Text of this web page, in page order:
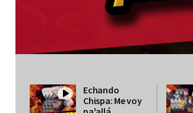
Echando
Chispa: Me voy